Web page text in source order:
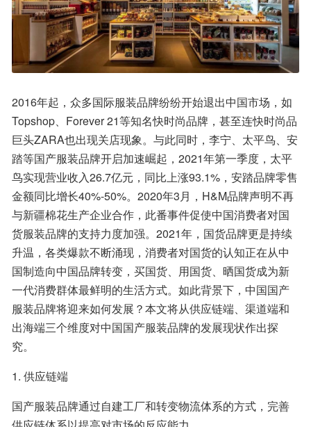
2016年起，众多国际服装品牌纷纷开始退出中国市场，如
Topshop、Forever 21等知名快时尚品牌，甚至连快时尚品
巨头ZARA也出现关店现象。与此同时，李宁、太平鸟、安
踏等国产服装品牌开启加速崛起，2021年第一季度，太平
鸟实现营业收入26.7亿元，同比上涨93.1%，安踏品牌零售
金额同比增长40%-50%。2020年3月，H&M品牌声明不再
与新疆棉花生产企业合作，此番事件促使中国消费者对国
货服装品牌的支持力度加强。2021年，国货品牌更是持续
升温，各类爆款不断涌现，消费者对国货的认知正在从中
国制造向中国品牌转变，买国货、用国货、晒国货成为新
一代消费群体最鲜明的生活方式。如此背景下，中国国产
服装品牌将迎来如何发展？本文将从供应链端、渠道端和
出海端三个维度对中国国产服装品牌的发展现状作出探
究。
1. 供应链端
国产服装品牌通过自建工厂和转变物流体系的方式，完善